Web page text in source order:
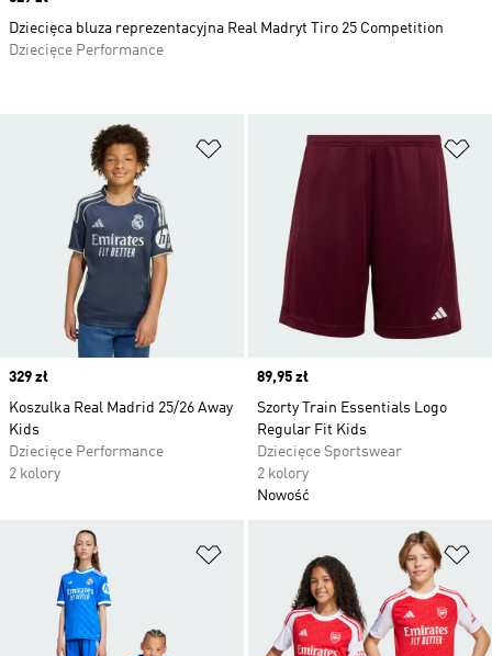
Dodaj do listy życzeń
Price
329 zł
Koszulka Real Madrid 25/26 Away
Kids
Dziecięce Performance
2 kolory
Price
89,95 zł
Szorty Train Essentials Logo
Regular Fit Kids
Dziecięce Sportswear
2 kolory
Nowość
Dziecięca bluza reprezentacyjna Real Madryt Tiro 25 Competition
Dziecięce Performance